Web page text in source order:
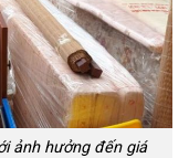
ảnh hưởng đến giá